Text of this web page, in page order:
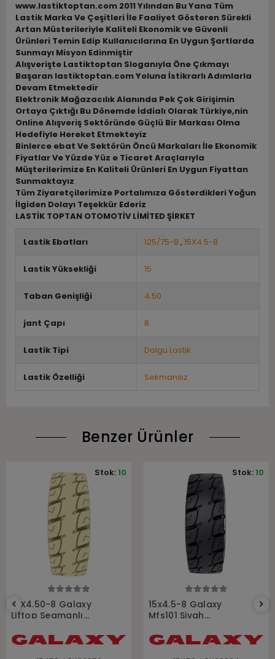
www.lastiktoptan.com 2011 Yılından Bu Yana Tüm
Lastik Marka Ve Çeşitleri İle Faaliyet Gösteren Sürekli
Artan Müsterileriyle Kaliteli Ekonomik ve Güvenli
Ürünleri Temin Edip Kullanıcılarına En Uygun Şartlarda
Sunmayı Misyon Edinmiştir
Alışverişte Lastiktoptan Sloganıyla Öne Çıkmayı
Başaran lastiktoptan.com Yoluna İstikrarlı Adımlarla
Devam Etmektedir
Elektronik Mağazacılık Alanında Pek Çok Girişimin
Ortaya Çıktığı Bu Dönemde İddialı Olarak Türkiye,nin
Online Alışveriş Sektöründe Güçlü Bir Markası Olma
Hedefiyle Hereket Etmekteyiz
Binlerce ebat Ve Sektörün Öncü Markaları İle Ekonomik
Fiyatlar Ve Yüzde Yüz e Ticaret Araçlarıyla
Müşterilerimize En Kaliteli Ürünleri En Uygun Fiyattan
Sunmaktayız
Tüm Ziyaretçilerimize Portalımıza Gösterdikleri Yoğun
İlgiden Dolayı Teşekkür Ederiz
LASTİK TOPTAN OTOMOTİV LİMİTED ŞİRKET
Lastik Ebatları 125/75-8 , 15X4.5-8
Lastik Yüksekliği 15
Taban Genişliği 4.50
jant Çapı 8
Lastik Tipi Dolgu Lastik
Lastik Özelliği Sekmansız
Benzer Ürünler
15X4.50-8 Galaxy
Liftop Segmanlı
Dolgu Forklift Lastiği
Stok:10
15x4.5-8 Galaxy
Mfs101 Siyah
Forklift Lastiği
Stok:10